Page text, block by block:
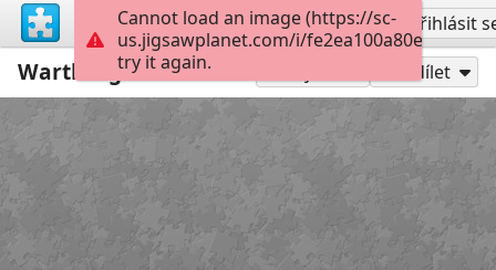
Vytvořit účet Přihlásit
Wartburg 300 Sdílet
Cannot load an image (https://sc-
us.jigsawplanet.com/i/
try it again.